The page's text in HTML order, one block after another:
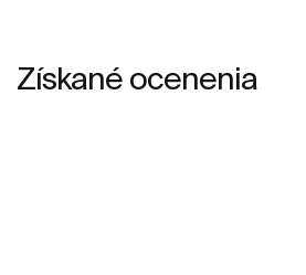
Získané ocenenia